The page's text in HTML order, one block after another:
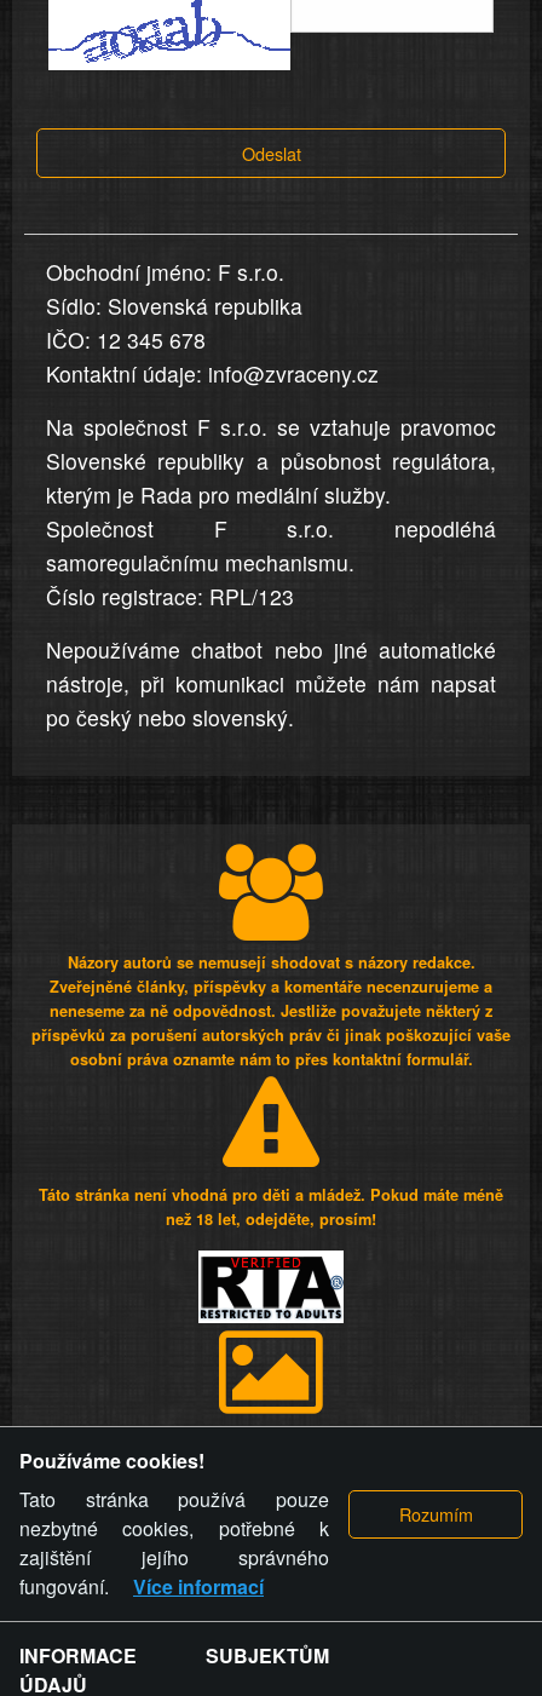
informace
v
uvedena,
jsou
přesná
a
úplná
Odeslat
Obchodní jméno: F s.r.o.
Sídlo: Slovenská republika
IČO: 12 345 678
Kontaktní údaje: info@zvraceny.cz
Na společnost F s.r.o. se vztahuje pravomoc
Slovenské republiky a působnost regulátora,
kterým je Rada pro mediální služby.
Společnost F s.r.o. nepodléhá
samoregulačnímu mechanismu.
Číslo registrace: RPL/123
Nepoužíváme chatbot nebo jiné automatické
nástroje, při komunikaci můžete nám napsat
po český nebo slovenský.
Názory autorů se nemusejí shodovat s názory redakce.
Zveřejněné články, příspěvky a komentáře necenzurujeme a
neneseme za ně odpovědnost. Jestliže považujete některý z
příspěvků za porušení autorských práv či jinak poškozující vaše
osobní práva oznamte nám to přes kontaktní formulář.
Táto stránka není vhodná pro děti a mládež. Pokud máte méně
než 18 let, odejděte, prosím!
videa a komentáře. Osoba, které se toto opatření provozovatele
stránky týče, ani osoba, která umístila fotografii nebo video na
stránku, nemůže z důvodu odstranění fotografie, videa nebo
komentáře pro výše uvedenou okolnost uplatnit vůči
provozovateli stránky žádný nárok na náhradu škody nebo
nemajetkové újmy.
ZVRÁCENÝ.CZ - Svět není zvrácenej. To jen
Používáme cookies!
Tato stránka používá pouze
nezbytné cookies, potřebné k
zajištění jejího správného
fungování.
Více informací
INFORMACE SUBJEKTŮM
ÚDAJŮ